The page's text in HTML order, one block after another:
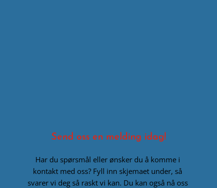
Send oss en melding idag!
Har du spørsmål eller ønsker du å komme i
kontakt med oss? Fyll inn skjemaet under, så
svarer vi deg så raskt vi kan. Du kan også nå oss